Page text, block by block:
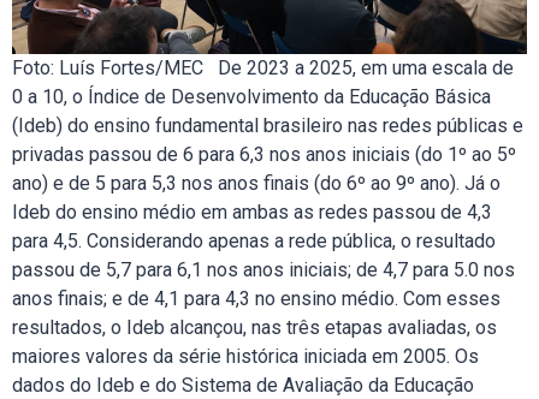
Foto: Luís Fortes/MEC De 2023 a 2025, em uma escala de
0 a 10, o Índice de Desenvolvimento da Educação Básica
(Ideb) do ensino fundamental brasileiro nas redes públicas e
privadas passou de 6 para 6,3 nos anos iniciais (do 1º ao 5º
ano) e de 5 para 5,3 nos anos finais (do 6º ao 9º ano). Já o
Ideb do ensino médio em ambas as redes passou de 4,3
para 4,5. Considerando apenas a rede pública, o resultado
passou de 5,7 para 6,1 nos anos iniciais; de 4,7 para 5.0 nos
anos finais; e de 4,1 para 4,3 no ensino médio. Com esses
resultados, o Ideb alcançou, nas três etapas avaliadas, os
maiores valores da série histórica iniciada em 2005. Os
dados do Ideb e do Sistema de Avaliação da Educação